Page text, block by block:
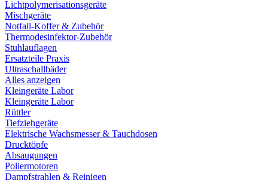
Lichtpolymerisationsgeräte
Mischgeräte
Notfall-Koffer & Zubehör
Thermodesinfektor-Zubehör
Stuhlauflagen
Ersatzteile Praxis
Ultraschallbäder
Alles anzeigen
Kleingeräte Labor
Kleingeräte Labor
Rüttler
Tiefziehgeräte
Elektrische Wachsmesser & Tauchdosen
Drucktöpfe
Absaugungen
Poliermotoren
Dampfstrahlen & Reinigen